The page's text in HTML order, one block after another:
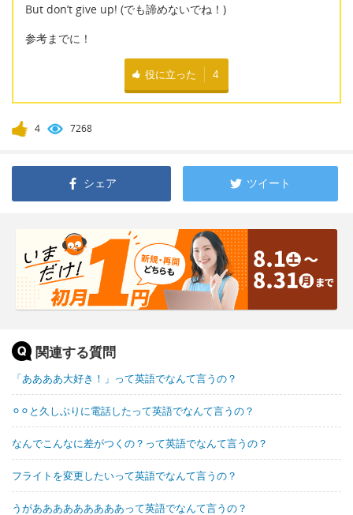
But don’t give up! (でも諦めないでね！)
参考までに！
役に立った 4
4 7268
シェア ツイート
関連する質問
「ああああ大好き！」って英語でなんて言うの？
⚪︎⚪︎と久しぶりに電話したって英語でなんて言うの？
なんでこんなに差がつくの？って英語でなんて言うの？
フライトを変更したいって英語でなんて言うの？
うがあああああああああって英語でなんて言うの？